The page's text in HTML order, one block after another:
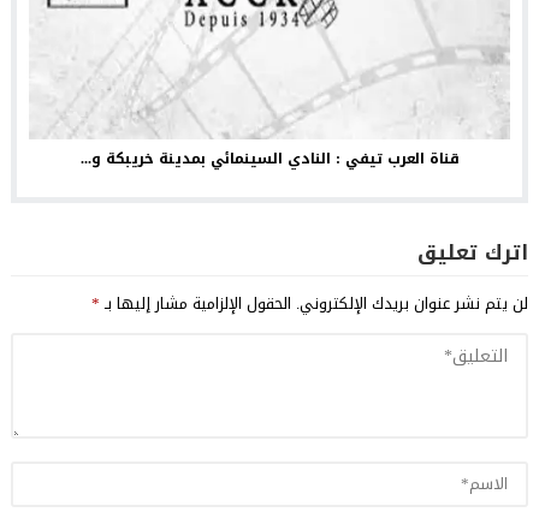
قناة العرب تيفي : النادي السينمائي بمدينة خريبكة و...
اترك تعليق
لن يتم نشر عنوان بريدك الإلكتروني. الحقول الإلزامية مشار إليها بـ*